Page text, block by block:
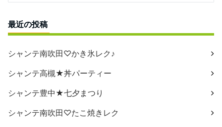
最近の投稿
シャンテ南吹田♡かき氷レク♪
シャンテ高槻★丼パーティー
シャンテ豊中★七夕まつり
シャンテ南吹田♡たこ焼きレク